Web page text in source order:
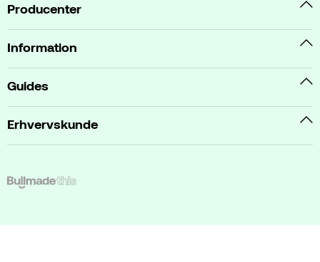
Producenter
Information
Guides
Erhvervskunde